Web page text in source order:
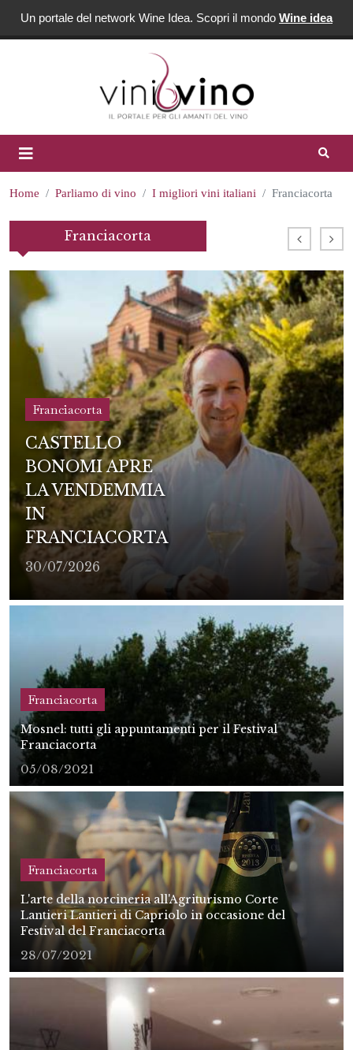
Un portale del network Wine Idea. Scopri il mondo Wine idea
Home Parliamo di vino I migliori vini italiani Franciacorta
Franciacorta
Franciacorta
CASTELLO
BONOMI APRE
LA VENDEMMIA
IN
FRANCIACORTA
30/07/2026
Franciacorta
Mosnel: tutti gli appuntamenti per il Festival
Franciacorta
05/08/2021
Franciacorta
L'arte della norcineria all'Agriturismo Corte
Lantieri Lantieri di Capriolo in occasione del
Festival del Franciacorta
28/07/2021